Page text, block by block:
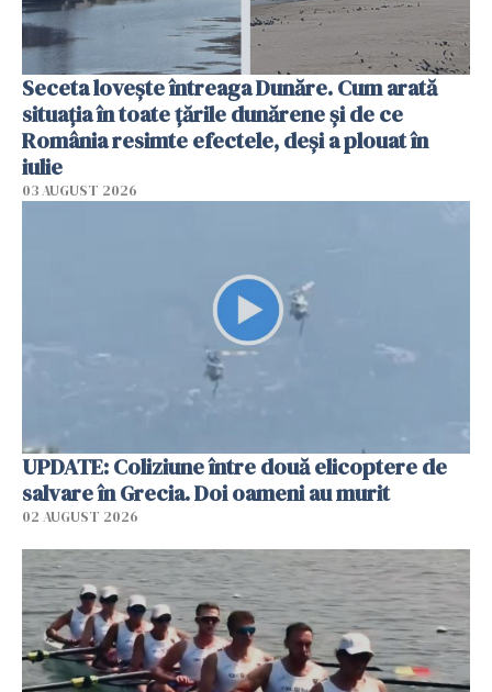
Seceta lovește întreaga Dunăre. Cum arată
situația în toate țările dunărene și de ce
România resimte efectele, deși a plouat în
iulie
03 AUGUST 2026
UPDATE: Coliziune între două elicoptere de
salvare în Grecia. Doi oameni au murit
02 AUGUST 2026